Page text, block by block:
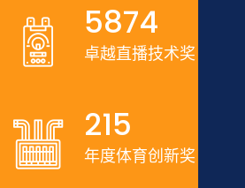
5874
卓越直播技术奖
215
年度体育创新奖